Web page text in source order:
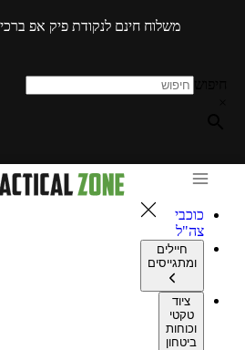
משלוח חינם לנקודת פיק אפ ברכישה
כוכבי
צה"ל
חיילים
ומתגייסים
ציוד
טקטי
וכוחות
ביטחון